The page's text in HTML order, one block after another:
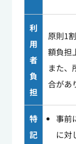
利
用
者
負
担
原則1
額負担
また、
合があ
特
記
事前
に対